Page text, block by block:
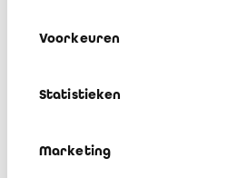
Voorkeuren
Statistieken
Marketing